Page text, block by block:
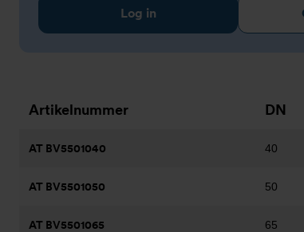
Log in
Artikelnummer DN
AT BV5501040 40
AT BV5501050 50
AT BV5501065 65